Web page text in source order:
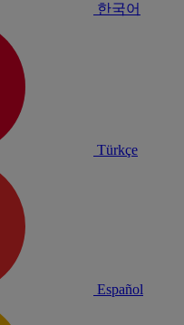
한국어
Türkçe
Español